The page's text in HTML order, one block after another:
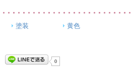
塗装
黄色
0